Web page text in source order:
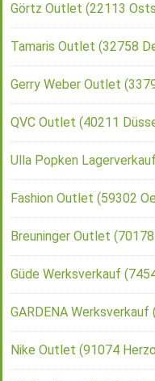
Görtz Outlet (22113
Tamaris Outlet (32758
Gerry Weber Outlet
QVC Outlet (40211
Ulla Popken
Fashion Outlet (59302
Breuninger Outlet
Güde Werksverkauf
GARDENA Werksverkauf
Nike Outlet (91074